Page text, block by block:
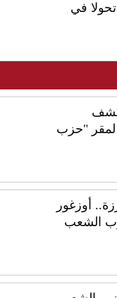
في
لمقر "حزب
أوزغور
الشعب